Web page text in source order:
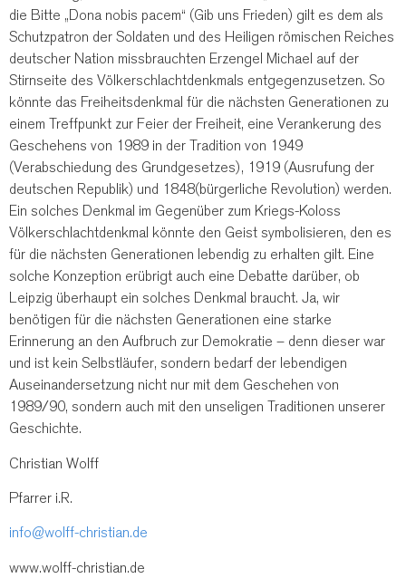
die Bitte „Dona nobis pacem“ (Gib uns Frieden) gilt es dem als
Schutzpatron der Soldaten und des Heiligen römischen Reiches
deutscher Nation missbrauchten Erzengel Michael auf der
Stirnseite des Völkerschlachtdenkmals entgegenzusetzen. So
könnte das Freiheitsdenkmal für die nächsten Generationen zu
einem Treffpunkt zur Feier der Freiheit, eine Verankerung des
Geschehens von 1989 in der Tradition von 1949
(Verabschiedung des Grundgesetzes), 1919 (Ausrufung der
deutschen Republik) und 1848(bürgerliche Revolution) werden.
Ein solches Denkmal im Gegenüber zum Kriegs-Koloss
Völkerschlachtdenkmal könnte den Geist symbolisieren, den es
für die nächsten Generationen lebendig zu erhalten gilt. Eine
solche Konzeption erübrigt auch eine Debatte darüber, ob
Leipzig überhaupt ein solches Denkmal braucht. Ja, wir
benötigen für die nächsten Generationen eine starke
Erinnerung an den Aufbruch zur Demokratie – denn dieser war
und ist kein Selbstläufer, sondern bedarf der lebendigen
Auseinandersetzung nicht nur mit dem Geschehen von
1989/90, sondern auch mit den unseligen Traditionen unserer
Geschichte.
Christian Wolff
Pfarrer i.R.
info@wolff-christian.de
www.wolff-christian.de